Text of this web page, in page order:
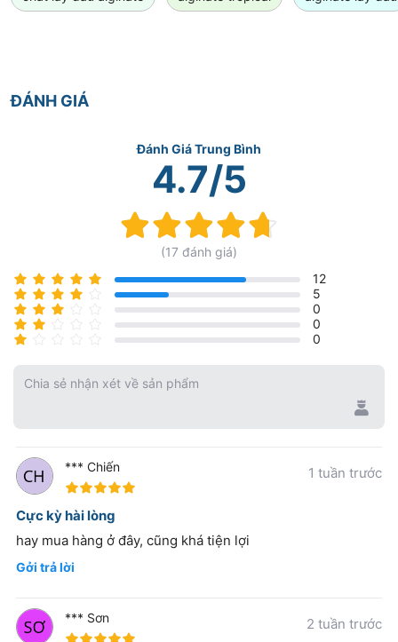
ĐÁNH GIÁ
Đánh Giá Trung Bình
4.7/5
(17 đánh giá)
12
5
0
0
0
Chia sẻ nhận xét về sản phẩm
*** Chiến
1 tuần trước
Cực kỳ hài lòng
hay mua hàng ở đây, cũng khá tiện lợi
Gởi trả lời
*** Sơn
2 tuần trước